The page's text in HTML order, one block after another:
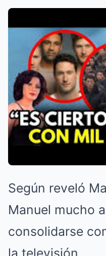
Según reveló
Manuel mucho
consolidarse
la televisión.